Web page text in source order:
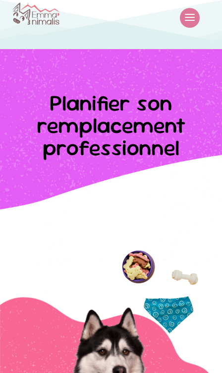
Planifier son
remplacement
professionnel